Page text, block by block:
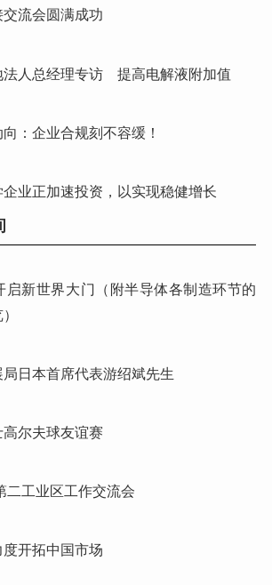
流会圆满成功
法人总经理专访 提高电解液附加值
：企业合规刻不容缓！
业正加速投资，以实现稳健增长
启新世界大门（附半导体各制造环节的
日本首席代表游绍斌先生
尔夫球友谊赛
二工业区工作交流会
开拓中国市场